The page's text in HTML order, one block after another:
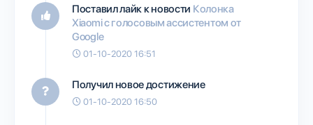
Поставил лайк к новости Колонка
Xiaomi c голосовым ассистентом от
Google
01-10-2020 16:51
Получил новое достижение
01-10-2020 16:50